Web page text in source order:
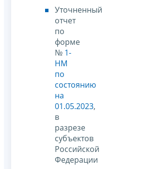
Уточненный
отчет
по
форме
№ 1-
НМ
по
состоянию
на
01.05.2023,
в
разрезе
субъектов
Российской
Федерации